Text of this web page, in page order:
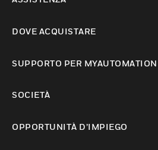
DOVE ACQUISTARE
SUPPORTO PER MYAUTOMATION
SOCIETÀ
OPPORTUNITÀ D’IMPIEGO